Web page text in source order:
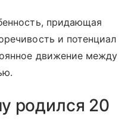
придающая
и потенциал
движение между
родился 20